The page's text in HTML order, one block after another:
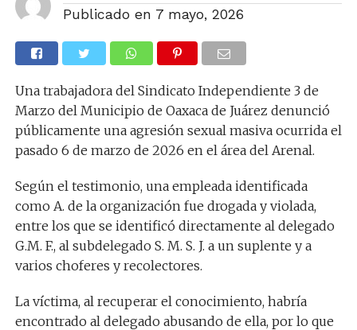
Publicado en 7 mayo, 2026
Una trabajadora del Sindicato Independiente 3 de
Marzo del Municipio de Oaxaca de Juárez denunció
públicamente una agresión sexual masiva ocurrida el
pasado 6 de marzo de 2026 en el área del Arenal.
Según el testimonio, una empleada identificada
como A. de la organización fue drogada y violada,
entre los que se identificó directamente al delegado
G.M. F., al subdelegado S. M. S. J. a un suplente y a
varios choferes y recolectores.
La víctima, al recuperar el conocimiento, habría
encontrado al delegado abusando de ella, por lo que